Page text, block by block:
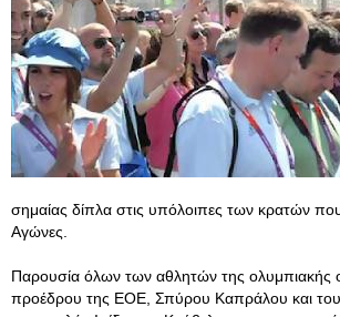
σημαίας δίπλα στις υπόλοιπες των κρατών
Αγώνες.
Παρουσία όλων των αθλητών της ολυμπιακής
προέδρου της ΕΟΕ, Σπύρου Καπράλου και